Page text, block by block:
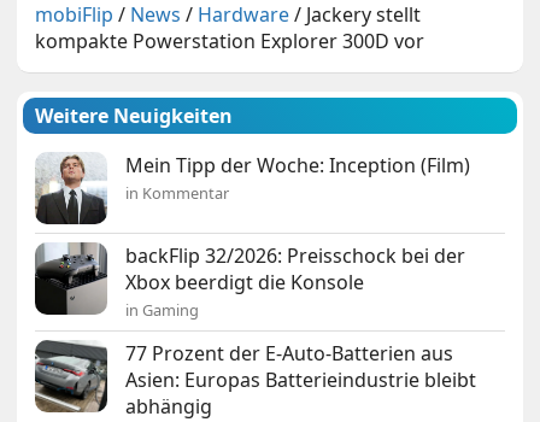
mobiFlip / News / Hardware/ Jackery stellt
kompakte Powerstation Explorer 300D vor
Weitere Neuigkeiten
Mein Tipp der Woche: Inception (Film)
in Kommentar
backFlip 32/2026: Preisschock bei der
Xbox beerdigt die Konsole
in Gaming
77 Prozent der E-Auto-Batterien aus
Asien: Europas Batterieindustrie bleibt
abhängig